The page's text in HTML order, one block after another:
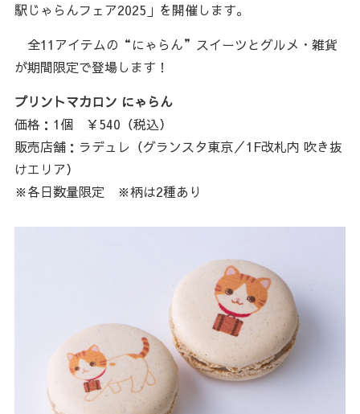
駅じゃらんフェア2025」を開催します。
全11アイテムの“にゃらん”スイーツとグルメ・雑貨
が期間限定で登場します！
プリントマカロン にゃらん
価格：1個 ￥540（税込）
販売店舗：ラデュレ（グランスタ東京／1F改札内 吹き抜
けエリア）
※各日数量限定 ※柄は2種あり